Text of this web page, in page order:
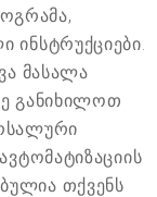
ინსტრუქციები.
მასალა
განიხილოთ
თქვენს